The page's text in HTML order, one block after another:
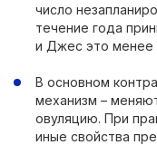
число
течение года
и Джес это менее
В основном
механизм –
овуляцию. При
иные свойства